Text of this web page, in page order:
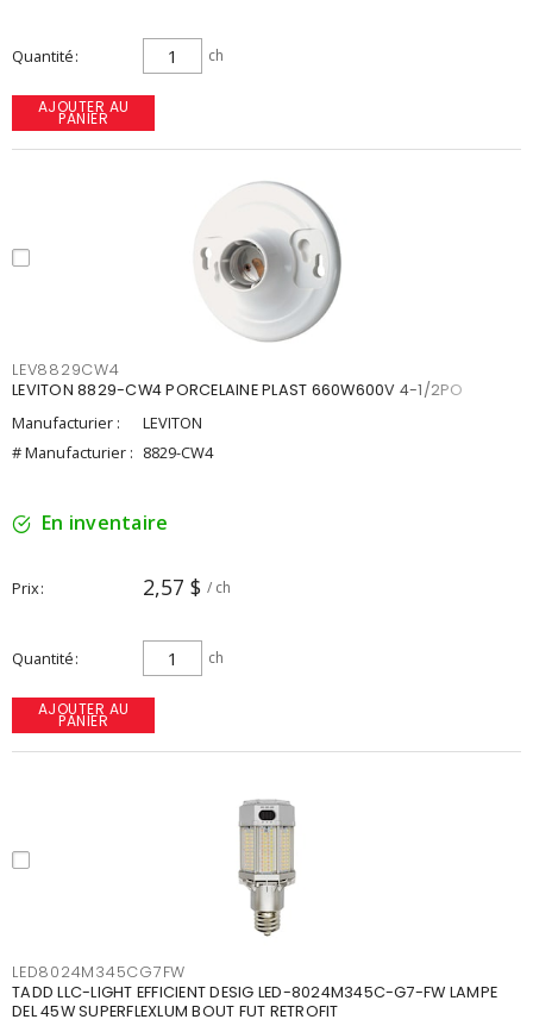
Quantité ch
AJOUTER AU
PANIER
LEV8829CW4
LEVITON 8829-CW4 PORCELAINE PLAST 660W600V 4-1/2PO
Manufacturier :
LEVITON
# Manufacturier : 8829-CW4
En inventaire
Prix 2,57 $ / ch
Quantité ch
AJOUTER AU
PANIER
LED8024M345CG7FW
TADD LLC-LIGHT EFFICIENT DESIG LED-8024M345C-G7-FW LAMPE
DEL 45W SUPERFLEXLUM BOUT FUT RETROFIT